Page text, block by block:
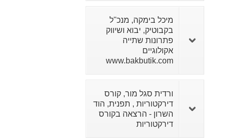
מיכל בימקה, מנכ''ל
בקבוטיק, יבוא ושיווק
פתרונות שתייה
אקולוגיים
www.bakbutik.com
ורדית סגל מור, קורס
דירקטוריות , תפנית, הוד
השרון - הרצאה בקורס
דירקטוריות